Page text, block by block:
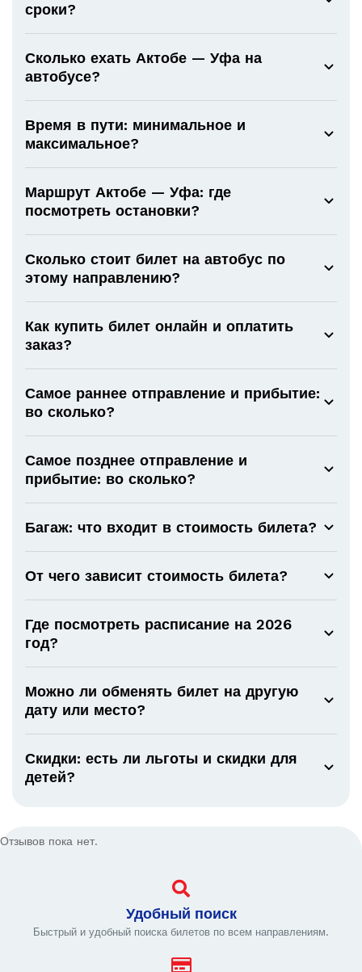
сроки?
Сколько ехать Актобе — Уфа на
автобусе?
Время в пути: минимальное и
максимальное?
Маршрут Актобе — Уфа: где
посмотреть остановки?
Сколько стоит билет на автобус по
этому направлению?
Как купить билет онлайн и оплатить
заказ?
Самое раннее отправление и прибытие:
во сколько?
Самое позднее отправление и
прибытие: во сколько?
Багаж: что входит в стоимость билета?
От чего зависит стоимость билета?
Где посмотреть расписание на 2026
год?
Можно ли обменять билет на другую
дату или место?
Скидки: есть ли льготы и скидки для
детей?
Отзывов пока нет.
Удобный поиск
Быстрый и удобный поиска билетов по всем направлениям.